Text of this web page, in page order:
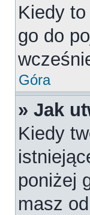
Kiedy
go do
Góra
» Jak
Kiedy
poniżej
masz